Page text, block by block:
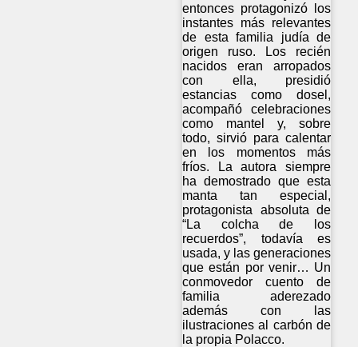
entonces protagonizó los
instantes más relevantes
de esta familia judía de
origen ruso. Los recién
nacidos eran arropados
con ella, presidió
estancias como dosel,
acompañó celebraciones
como mantel y, sobre
todo, sirvió para calentar
en los momentos más
fríos. La autora siempre
ha demostrado que esta
manta tan especial,
protagonista absoluta de
“La colcha de los
recuerdos”, todavía es
usada, y las generaciones
que están por venir… Un
conmovedor cuento de
familia aderezado
además con las
ilustraciones al carbón de
la propia Polacco.